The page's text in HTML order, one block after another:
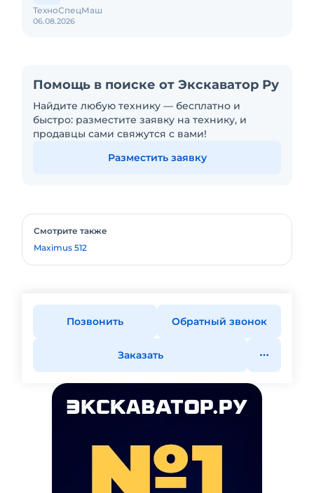
06.08.2026
ТехноСпецМаш
Помощь в поиске от Экскаватор Ру
Найдите любую технику — бесплатно и
быстро: разместите заявку на технику, и
продавцы сами свяжутся с вами!
Разместить заявку
Смотрите также
Maximus 512
Позвонить Обратный звонок
Заказать